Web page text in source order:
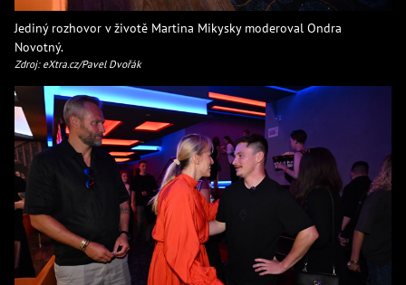
Jediný rozhovor v životě Martina Mikysky moderoval Ondra
Novotný.
Zdroj: eXtra.cz/Pavel Dvořák